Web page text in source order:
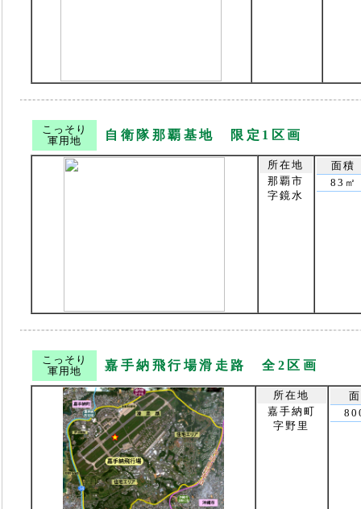
こっそり
軍用地
自衛隊那覇基地 限定1区画
所在地
那覇市
字鏡水
面積
83㎡
こっそり
軍用地
嘉手納飛行場滑走路 全2区画
所在地
嘉手納町
字野里